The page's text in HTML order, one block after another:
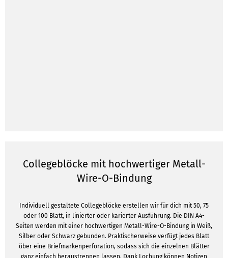
Collegeblöcke mit hochwertiger Metall-
Wire-O-Bindung
Individuell gestaltete Collegeblöcke erstellen wir für dich mit 50, 75
oder 100 Blatt, in linierter oder karierter Ausführung. Die DIN A4-
Seiten werden mit einer hochwertigen Metall-Wire-O-Bindung in Weiß,
Silber oder Schwarz gebunden. Praktischerweise verfügt jedes Blatt
über eine Briefmarkenperforation, sodass sich die einzelnen Blätter
ganz einfach heraustrennen lassen. Dank Lochung können Notizen